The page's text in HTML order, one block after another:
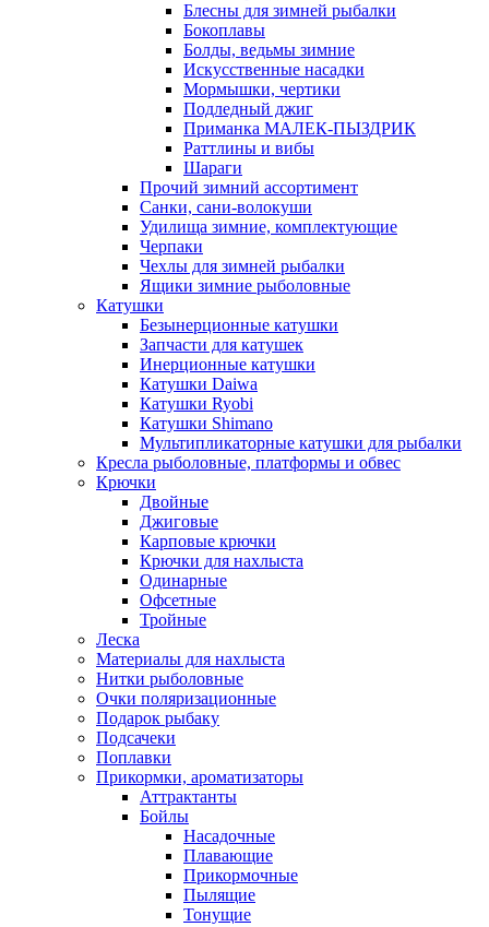
Блесны для зимней рыбалки
Бокоплавы
Болды, ведьмы зимние
Искусственные насадки
Мормышки, чертики
Подледный джиг
Приманка МАЛЕК-ПЫЗДРИК
Раттлины и вибы
Шараги
Прочий зимний ассортимент
Санки, сани-волокуши
Удилища зимние, комплектующие
Черпаки
Чехлы для зимней рыбалки
Ящики зимние рыболовные
Катушки
Безынерционные катушки
Запчасти для катушек
Инерционные катушки
Катушки Daiwa
Катушки Ryobi
Катушки Shimano
Мультипликаторные катушки для рыбалки
Кресла рыболовные, платформы и обвес
Крючки
Двойные
Джиговые
Карповые крючки
Крючки для нахлыста
Одинарные
Офсетные
Тройные
Леска
Материалы для нахлыста
Нитки рыболовные
Очки поляризационные
Подарок рыбаку
Подсачеки
Поплавки
Прикормки, ароматизаторы
Аттрактанты
Бойлы
Насадочные
Плавающие
Прикормочные
Пылящие
Тонущие